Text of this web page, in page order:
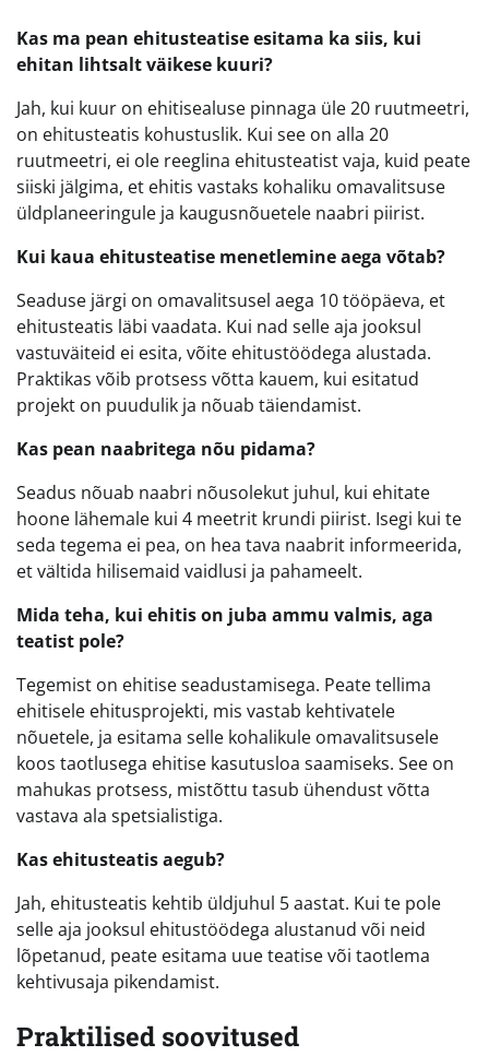
Kas ma pean ehitusteatise esitama ka siis, kui
ehitan lihtsalt väikese kuuri?
Jah, kui kuur on ehitisealuse pinnaga üle 20 ruutmeetri,
on ehitusteatis kohustuslik. Kui see on alla 20
ruutmeetri, ei ole reeglina ehitusteatist vaja, kuid peate
siiski jälgima, et ehitis vastaks kohaliku omavalitsuse
üldplaneeringule ja kaugusnõuetele naabri piirist.
Kui kaua ehitusteatise menetlemine aega võtab?
Seaduse järgi on omavalitsusel aega 10 tööpäeva, et
ehitusteatis läbi vaadata. Kui nad selle aja jooksul
vastuväiteid ei esita, võite ehitustöödega alustada.
Praktikas võib protsess võtta kauem, kui esitatud
projekt on puudulik ja nõuab täiendamist.
Kas pean naabritega nõu pidama?
Seadus nõuab naabri nõusolekut juhul, kui ehitate
hoone lähemale kui 4 meetrit krundi piirist. Isegi kui te
seda tegema ei pea, on hea tava naabrit informeerida,
et vältida hilisemaid vaidlusi ja pahameelt.
Mida teha, kui ehitis on juba ammu valmis, aga
teatist pole?
Tegemist on ehitise seadustamisega. Peate tellima
ehitisele ehitusprojekti, mis vastab kehtivatele
nõuetele, ja esitama selle kohalikule omavalitsusele
koos taotlusega ehitise kasutusloa saamiseks. See on
mahukas protsess, mistõttu tasub ühendust võtta
vastava ala spetsialistiga.
Kas ehitusteatis aegub?
Jah, ehitusteatis kehtib üldjuhul 5 aastat. Kui te pole
selle aja jooksul ehitustöödega alustanud või neid
lõpetanud, peate esitama uue teatise või taotlema
kehtivusaja pikendamist.
Praktilised soovitused